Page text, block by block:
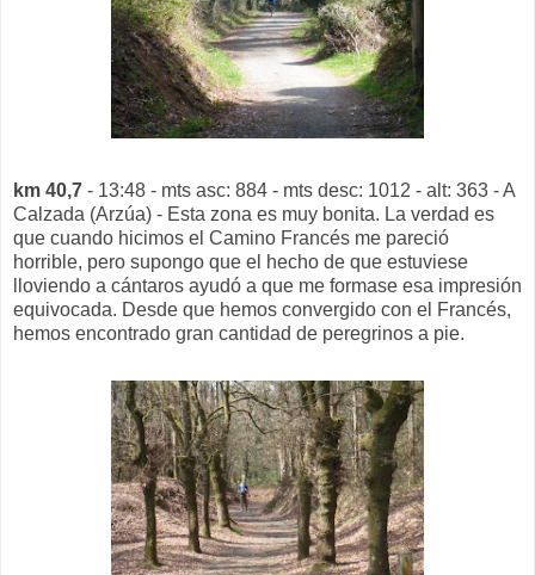
km 40,7 - 13:48 - mts asc: 884 - mts desc: 1012 - alt: 363 - A
Calzada (Arzúa) - Esta zona es muy bonita. La verdad es
que cuando hicimos el Camino Francés me pareció
horrible, pero supongo que el hecho de que estuviese
lloviendo a cántaros ayudó a que me formase esa impresión
equivocada. Desde que hemos convergido con el Francés,
hemos encontrado gran cantidad de peregrinos a pie.